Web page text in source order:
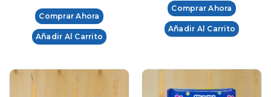
Comprar Ahora
Añadir Al Carrito
Comprar Ahora
Añadir Al Carrito